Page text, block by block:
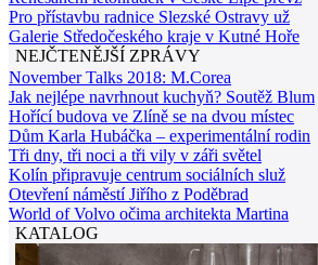
Pro přístavbu radnice Slezské Ostravy už
Galerie Středočeského kraje v Kutné Hoře
NEJČTENĚJŠÍ ZPRÁVY
November Talks 2018: M.Corea
Jak nejlépe navrhnout kuchyň? Soutěž Blum
Hořící budova ve Zlíně se na dvou místec
Dům Karla Hubáčka – experimentální rodin
Tři dny, tři noci a tři vily v záři světel
Kolín připravuje centrum sociálních služ
Otevření náměstí Jiřího z Poděbrad
World of Volvo očima architekta Martina
KATALOG